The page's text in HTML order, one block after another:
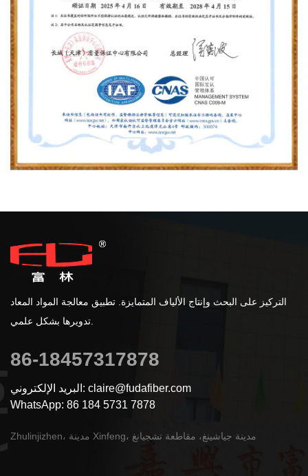
التركيز على البحث وإنتاج الألياف المتمايزة. تطبيق معالجة المواد المعاد
86-18457317878
البريد الإلكتروني: claire@fudafiber.com
WhatsApp: 86 184 5731 7878
Zhulinjizhen، مدينة Xinfeng، مدينة جياشينغ، مقاطعة تشجيانغ